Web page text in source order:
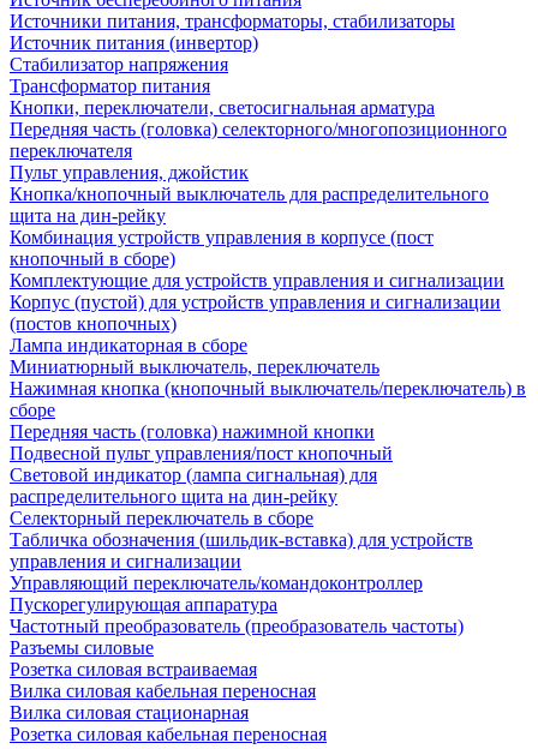
Источники питания, трансформаторы, стабилизаторы
Источник питания (инвертор)
Стабилизатор напряжения
Трансформатор питания
Кнопки, переключатели, светосигнальная арматура
Передняя часть (головка) селекторного/многопозиционного
переключателя
Пульт управления, джойстик
Кнопка/кнопочный выключатель для распределительного
щита на дин-рейку
Комбинация устройств управления в корпусе (пост
кнопочный в сборе)
Комплектующие для устройств управления и сигнализации
Корпус (пустой) для устройств управления и сигнализации
(постов кнопочных)
Лампа индикаторная в сборе
Миниатюрный выключатель, переключатель
Нажимная кнопка (кнопочный выключатель/переключатель) в
сборе
Передняя часть (головка) нажимной кнопки
Подвесной пульт управления/пост кнопочный
Световой индикатор (лампа сигнальная) для
распределительного щита на дин-рейку
Селекторный переключатель в сборе
Табличка обозначения (шильдик-вставка) для устройств
управления и сигнализации
Управляющий переключатель/командоконтроллер
Пускорегулирующая аппаратура
Частотный преобразователь (преобразователь частоты)
Разъемы силовые
Розетка силовая встраиваемая
Вилка силовая кабельная переносная
Вилка силовая стационарная
Розетка силовая кабельная переносная